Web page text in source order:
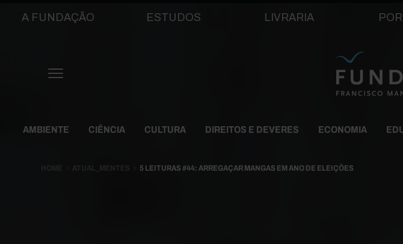
Main navigation
A FUNDAÇÃO ESTUDOS LIVRARIA
Themes Menu
AMBIENTE CIÊNCIA CULTURA DIREITOS E DEVERES ECONOMIA
5 LEITURAS #44: ARREGAÇAR MANGAS EM ANO DE ELEIÇÕES